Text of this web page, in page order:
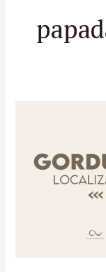
Tratamentos
Estéticos